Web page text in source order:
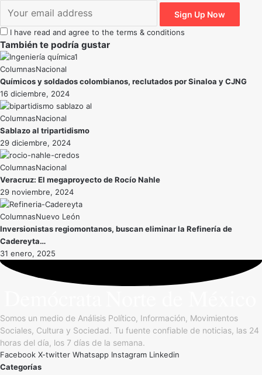
I have read and agree to the terms & conditions
También te podría gustar
Nacional
Químicos y soldados colombianos, reclutados por Sinaloa y CJNG
16 diciembre, 2024
Nacional
Sablazo al tripartidismo
29 diciembre, 2024
Nacional
Veracruz: El megaproyecto de Rocío Nahle
29 noviembre, 2024
Nuevo León
Inversionistas regiomontanos, buscan eliminar la Refinería de
Cadereyta…
31 enero, 2025
Somos un medio de Análisis Político, Información, Movimientos
Sociales, Cultura y Sociedad. Tu fuente confiable de noticias, las 24
horas del día, los 7 días de la semana.
Facebook X-twitter Whatsapp Instagram Linkedin
Categorías